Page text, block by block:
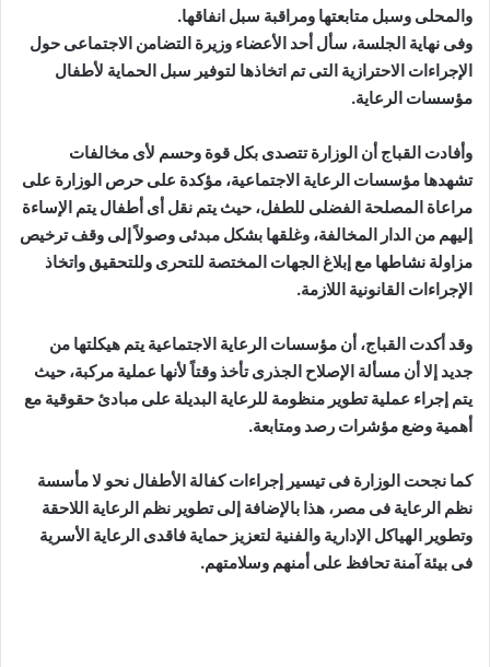
والمحلى وسبل متابعتها ومراقبة سبل انفاقها.
وفى نهاية الجلسة، سأل أحد الأعضاء وزيرة التضامن الاجتماعى حول
الإجراءات الاحترازية التى تم اتخاذها لتوفير سبل الحماية لأطفال
مؤسسات الرعاية.
وأفادت القباج أن الوزارة تتصدى بكل قوة وحسم لأى مخالفات
تشهدها مؤسسات الرعاية الاجتماعية، مؤكدة على حرص الوزارة على
مراعاة المصلحة الفضلى للطفل، حيث يتم نقل أى أطفال يتم الإساءة
إليهم من الدار المخالفة، وغلقها بشكل مبدئى وصولاً إلى وقف ترخيص
مزاولة نشاطها مع إبلاغ الجهات المختصة للتحرى وللتحقيق واتخاذ
الإجراءات القانونية اللازمة.
وقد أكدت القباج، أن مؤسسات الرعاية الاجتماعية يتم هيكلتها من
جديد إلا أن مسألة الإصلاح الجذرى تأخذ وقتاً لأنها عملية مركبة، حيث
يتم إجراء عملية تطوير منظومة للرعاية البديلة على مبادئ حقوقية مع
أهمية وضع مؤشرات رصد ومتابعة.
كما نجحت الوزارة فى تيسير إجراءات كفالة الأطفال نحو لا مأسسة
نظم الرعاية فى مصر، هذا بالإضافة إلى تطوير نظم الرعاية اللاحقة
وتطوير الهياكل الإدارية والفنية لتعزيز حماية فاقدى الرعاية الأسرية
فى بيئة آمنة تحافظ على أمنهم وسلامتهم.